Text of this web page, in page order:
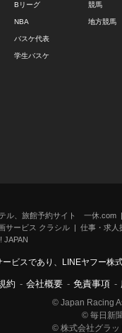
Bリーグ
NBA
バスケ代表
学生バスケ
競馬
地方競馬
ル、旅館予約サイト 一休.com
サービス クラシル 仕事・求人
JAPAN
ビスであり、LINEヤフー株
約 - 会社概要 - 免責事項 -
© Japan Racing
© 毎日新
© 株式会社グラッ